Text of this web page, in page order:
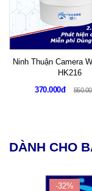
Ninh Thuận Camera Wifi
HK216
370.000đ
DÀNH CHO
-32%